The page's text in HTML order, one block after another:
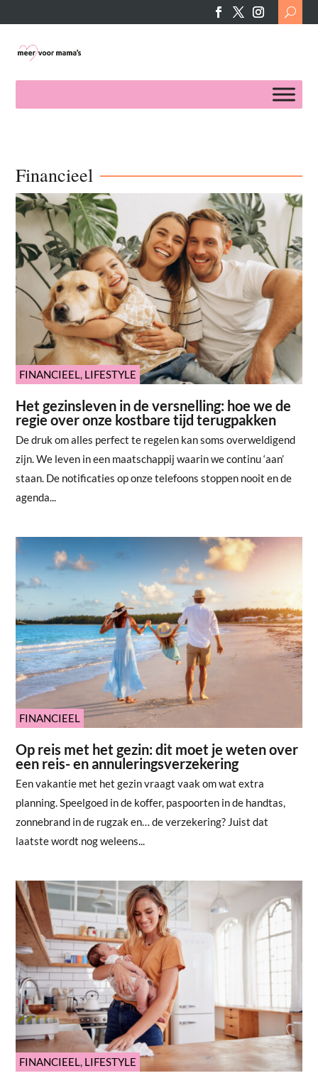
Search
for:
Financieel
FINANCIEEL, LIFESTYLE
Het gezinsleven in de versnelling: hoe we de
regie over onze kostbare tijd terugpakken
De druk om alles perfect te regelen kan soms overweldigend
zijn. We leven in een maatschappij waarin we continu ‘aan’
staan. De notificaties op onze telefoons stoppen nooit en de
agenda...
FINANCIEEL
Op reis met het gezin: dit moet je weten over
een reis- en annuleringsverzekering
Een vakantie met het gezin vraagt vaak om wat extra
planning. Speelgoed in de koffer, paspoorten in de handtas,
zonnebrand in de rugzak en… de verzekering? Juist dat
laatste wordt nog weleens...
FINANCIEEL LIFESTYLE